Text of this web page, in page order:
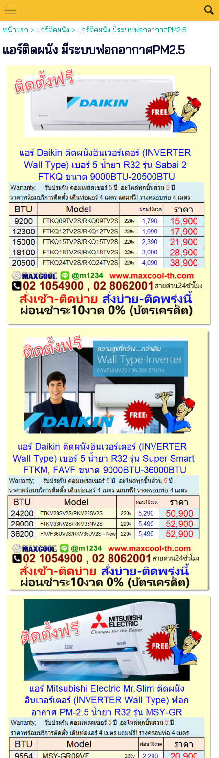
หน้าแรก > แอร์ติดผนัง > แอร์ติดผนัง มีระบบฟอกอากาศPM2.5
แอร์ติดผนัง มีระบบฟอกอากาศPM2.5